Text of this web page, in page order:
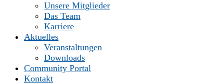
Unsere Mitglieder
Das Team
Karriere
Aktuelles
Veranstaltungen
Downloads
Community Portal
Kontakt